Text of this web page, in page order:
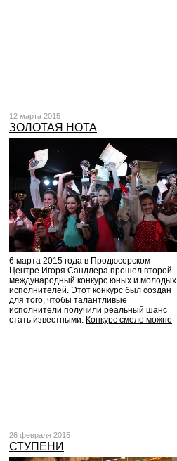
12 марта 2015
ЗОЛОТАЯ НОТА
6 марта 2015 года в Продюсерском
Центре Игоря Сандлера прошел второй
международный конкурс юных и молодых
исполнителей. Этот конкурс был создан
для того, чтобы талантливые
исполнители получили реальный шанс
стать известными. Конкурс смело можно
26 февраля 2015
СТУПЕНИ